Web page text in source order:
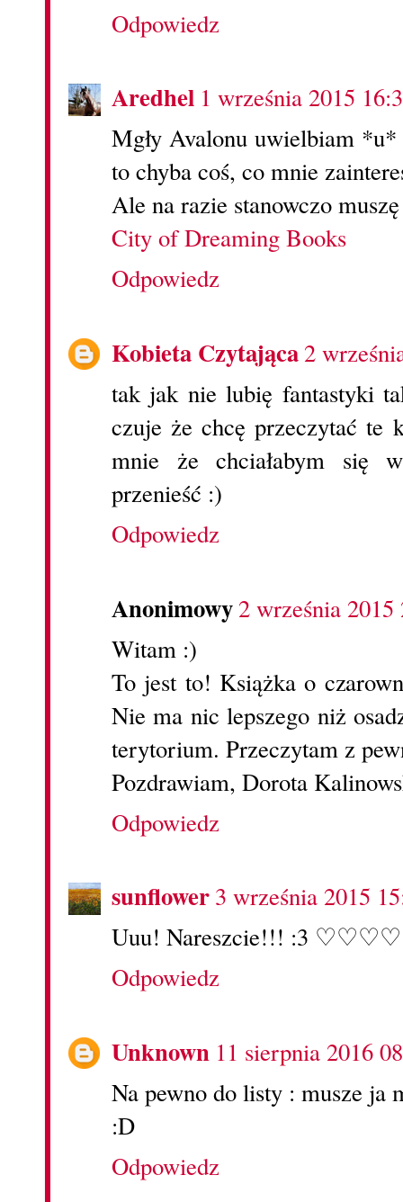
Odpowiedz
Aredhel 1 września 2015
Mgły Avalonu uwielbiam
to chyba coś, co mnie
Ale na razie stanowczo
City of Dreaming Books
Odpowiedz
Kobieta Czytająca2
tak jak nie lubię fantastyki
czuje że chcę przeczytać te
mnie że chciałabym się
przenieść :)
Odpowiedz
Anonimowy2 września 2015
Witam :)
To jest to! Książka o
Nie ma nic lepszego niż
terytorium. Przeczytam z
Pozdrawiam, Dorota
Odpowiedz
sunflower3 września 2015
Uuu! Nareszcie!!! :3
Odpowiedz
Unknown 11 sierpnia 2016
Na pewno do listy : musze ja
:D
Odpowiedz